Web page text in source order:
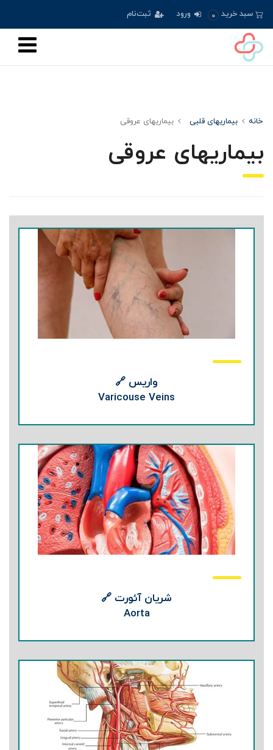
سبد خرید 0 ورود ثبت‌نام
خانه بیماریهای قلبی بیماریهای عروقی
بیماریهای عروقی
واریس 🔗
Varicouse Veins
شریان آئورت 🔗
Aorta